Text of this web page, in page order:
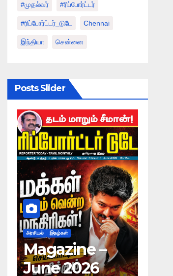
#முதல்வர் #ரிப்போர்ட்டர்
#ரிப்போர்ட்டர்_டுடே Chennai
இந்தியா சென்னை
Posts Slider
–
அரசியல் இதழ்கள்
Magazine –
May 2026